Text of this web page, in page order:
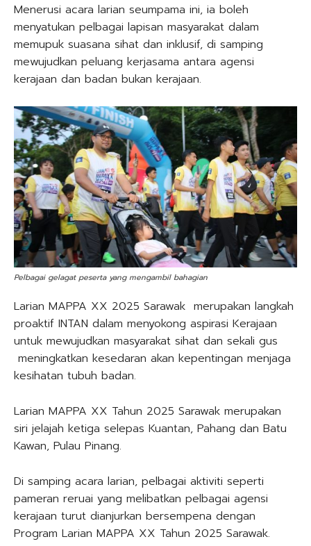
Menerusi acara larian seumpama ini, ia boleh
menyatukan pelbagai lapisan masyarakat dalam
memupuk suasana sihat dan inklusif, di samping
mewujudkan peluang kerjasama antara agensi
kerajaan dan badan bukan kerajaan.
Pelbagai gelagat peserta yang mengambil bahagian
Larian MAPPA XX 2025 Sarawak merupakan langkah
proaktif INTAN dalam menyokong aspirasi Kerajaan
untuk mewujudkan masyarakat sihat dan sekali gus
meningkatkan kesedaran akan kepentingan menjaga
kesihatan tubuh badan.
Larian MAPPA XX Tahun 2025 Sarawak merupakan
siri jelajah ketiga selepas Kuantan, Pahang dan Batu
Kawan, Pulau Pinang.
Di samping acara larian, pelbagai aktiviti seperti
pameran reruai yang melibatkan pelbagai agensi
kerajaan turut dianjurkan bersempena dengan
Program Larian MAPPA XX Tahun 2025 Sarawak.